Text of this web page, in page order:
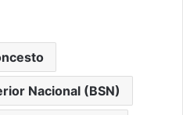
Nacional (BSN)